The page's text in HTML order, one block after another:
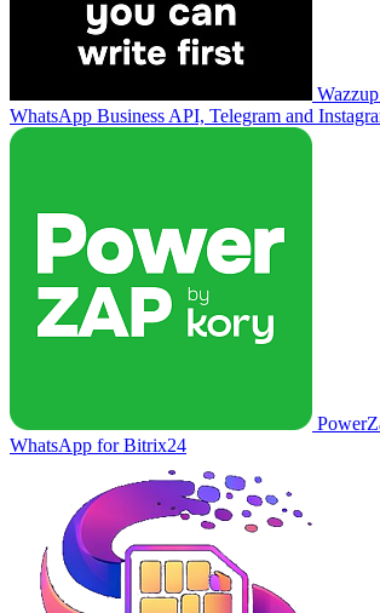
WhatsApp Business API, Telegram and
WhatsApp for Bitrix24